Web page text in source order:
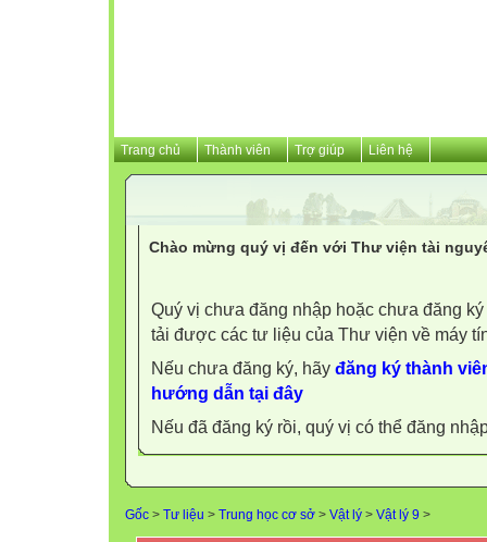
Trang chủ Thành viên Trợ giúp Liên hệ
Chào mừng quý vị đến với Thư viện tài
Quý vị chưa đăng nhập hoặc chưa đăng
tải được các tư liệu của Thư viện về máy
Nếu chưa đăng ký, hãy đăng ký thành
hướng dẫn tại đây
Nếu đã đăng ký rồi, quý vị có thể đăng
Gốc > Tư liệu > Trung học cơ sở > Vật lý > Vật lý 9 >